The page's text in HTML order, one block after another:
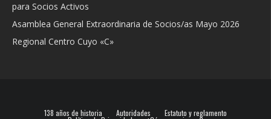
para Socios Activos
Asamblea General Extraordinaria de Socios/as Mayo 2026
Regional Centro Cuyo «C»
138 años de historia Autoridades Estatuto y reglamento